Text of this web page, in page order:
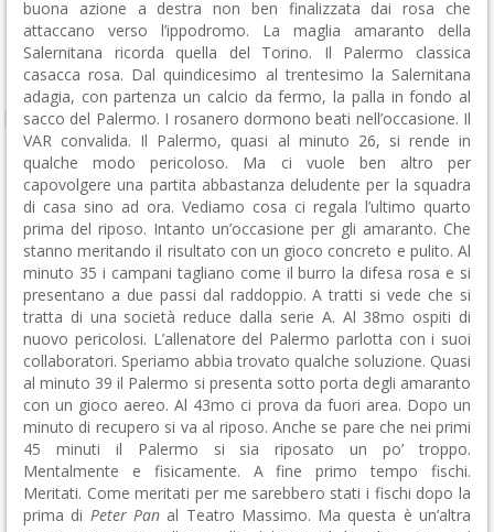
buona azione a destra non ben finalizzata dai rosa che
attaccano verso l’ippodromo. La maglia amaranto della
Salernitana ricorda quella del Torino. Il Palermo classica
casacca rosa. Dal quindicesimo al trentesimo la Salernitana
adagia, con partenza un calcio da fermo, la palla in fondo al
sacco del Palermo. I rosanero dormono beati nell’occasione. Il
VAR convalida. Il Palermo, quasi al minuto 26, si rende in
qualche modo pericoloso. Ma ci vuole ben altro per
capovolgere una partita abbastanza deludente per la squadra
di casa sino ad ora. Vediamo cosa ci regala l’ultimo quarto
prima del riposo. Intanto un’occasione per gli amaranto. Che
stanno meritando il risultato con un gioco concreto e pulito. Al
minuto 35 i campani tagliano come il burro la difesa rosa e si
presentano a due passi dal raddoppio. A tratti si vede che si
tratta di una società reduce dalla serie A. Al 38mo ospiti di
nuovo pericolosi. L’allenatore del Palermo parlotta con i suoi
collaboratori. Speriamo abbia trovato qualche soluzione. Quasi
al minuto 39 il Palermo si presenta sotto porta degli amaranto
con un gioco aereo. Al 43mo ci prova da fuori area. Dopo un
minuto di recupero si va al riposo. Anche se pare che nei primi
45 minuti il Palermo si sia riposato un po’ troppo.
Mentalmente e fisicamente. A fine primo tempo fischi.
Meritati. Come meritati per me sarebbero stati i fischi dopo la
prima di Peter Panal Teatro Massimo. Ma questa è un’altra